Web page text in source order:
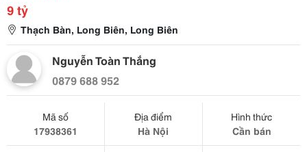
9 tỷ
Thạch Bàn, Long Biên, Long Biên
Nguyễn Toàn Thắng
0879 688 952
Mã số
17938361
Địa điểm
Hà Nội
Hình thức
Cần bán